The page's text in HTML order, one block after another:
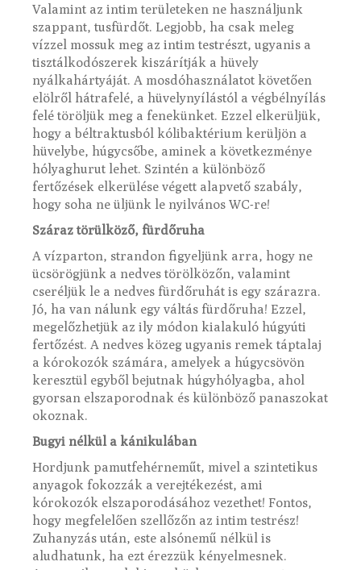
Valamint az intim területeken ne használjunk
szappant, tusfürdőt. Legjobb, ha csak meleg
vízzel mossuk meg az intim testrészt, ugyanis a
tisztálkodószerek kiszárítják a hüvely
nyálkahártyáját. A mosdóhasználatot követően
elölről hátrafelé, a hüvelynyílástól a végbélnyílás
felé töröljük meg a fenekünket. Ezzel elkerüljük,
hogy a béltraktusból kólibaktérium kerüljön a
hüvelybe, húgycsőbe, aminek a következménye
hólyaghurut lehet. Szintén a különböző
fertőzések elkerülése végett alapvető szabály,
hogy soha ne üljünk le nyilvános WC-re!
Száraz törülköző, fürdőruha
A vízparton, strandon figyeljünk arra, hogy ne
ücsörögjünk a nedves törölközőn, valamint
cseréljük le a nedves fürdőruhát is egy szárazra.
Jó, ha van nálunk egy váltás fürdőruha! Ezzel,
megelőzhetjük az ily módon kialakuló húgyúti
fertőzést. A nedves közeg ugyanis remek táptalaj
a kórokozók számára, amelyek a húgycsövön
keresztül egyből bejutnak húgyhólyagba, ahol
gyorsan elszaporodnak és különböző panaszokat
okoznak.
Bugyi nélkül a kánikulában
Hordjunk pamutfehérneműt, mivel a szintetikus
anyagok fokozzák a verejtékezést, ami
kórokozók elszaporodásához vezethet! Fontos,
hogy megfelelően szellőzőn az intim testrész!
Zuhanyzás után, este alsónemű nélkül is
aludhatunk, ha ezt érezzük kényelmesnek.